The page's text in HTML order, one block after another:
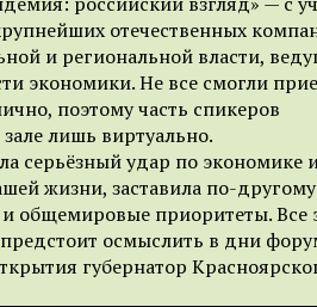
отечественных
и региональной власти,
экономики. Не все смогли
поэтому часть спикеров
лишь виртуально.
серьёзный удар по экономике
жизни, заставила по-
общемировые приоритеты. Все
осмыслить в дни
губернатор